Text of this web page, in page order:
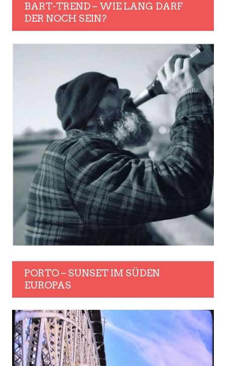
BART-TREND – WIE LANG DARF
DER NOCH SEIN?
PORTO – SUNSET IM SÜDEN
EUROPAS